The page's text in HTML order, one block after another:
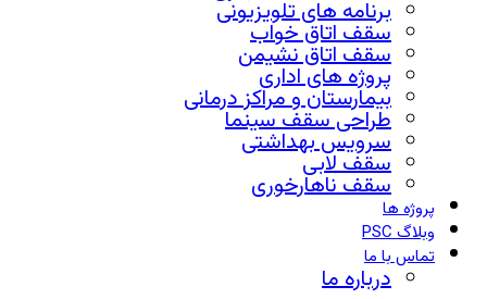
برنامه های تلویزیونی
سقف اتاق خواب
سقف اتاق نشیمن
پروژه های اداری
بیمارستان و مراکز درمانی
طراحی سقف سینما
سرویس بهداشتی
سقف لابی
سقف ناهارخوری
پروژه ها
وبلاگ PSC
تماس با ما
درباره ما